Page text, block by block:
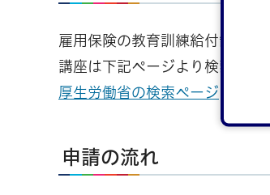
雇用保険の教育訓練給付制度の
講座は下記ページより検索する
厚生労働省の検索ページ
申請の流れ